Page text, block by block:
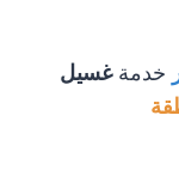
خدمةغسيل